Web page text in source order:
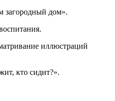
загородный дом».
иллюстраций
кто сидит?».